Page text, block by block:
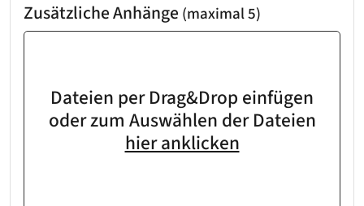
Zusätzliche Anhänge (maximal 5)
Dateien per Drag&Drop einfügen
oder zum Auswählen der Dateien
hier anklicken